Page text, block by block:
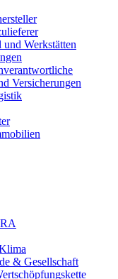
Werkstätten
Versicherungen
& Gesellschaft